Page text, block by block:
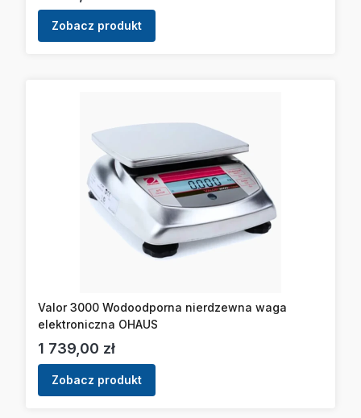
Zobacz produkt
Valor 3000 Wodoodporna nierdzewna waga
elektroniczna OHAUS
Cena
1 739,00 zł
Zobacz produkt